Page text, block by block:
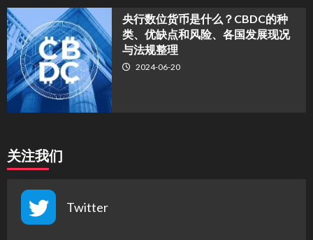
央行数位货币是什么？CBDC的种
类、优缺点和风险、各国发展现况
与法规整理
2024-06-20
关注我们
Twitter